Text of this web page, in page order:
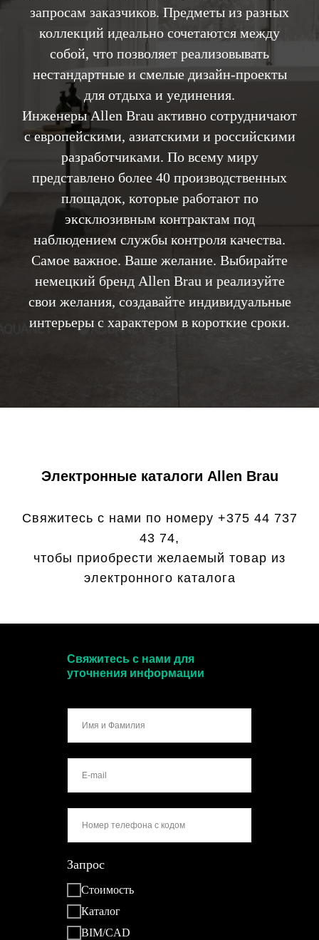
запросам заказчиков. Предметы из разных
коллекций идеально сочетаются между
собой, что позволяет реализовывать
нестандартные и смелые дизайн-проекты
для отдыха и уединения.
Инженеры Allen Brau активно сотрудничают
с европейскими, азиатскими и российскими
разработчиками. По всему миру
представлено более 40 производственных
площадок, которые работают по
эксклюзивным контрактам под
наблюдением службы контроля качества.
Самое важное. Ваше желание. Выбирайте
немецкий бренд Allen Brau и реализуйте
свои желания, создавайте индивидуальные
интерьеры с характером в короткие сроки.
Электронные каталоги Allen Brau
Свяжитесь с нами по номеру +375 44 737
43 74,
чтобы приобрести желаемый товар из
электронного каталога
Запрос
Стоимость
Каталог
BIM/CAD
Свяжитесь с нами для
уточнения информации